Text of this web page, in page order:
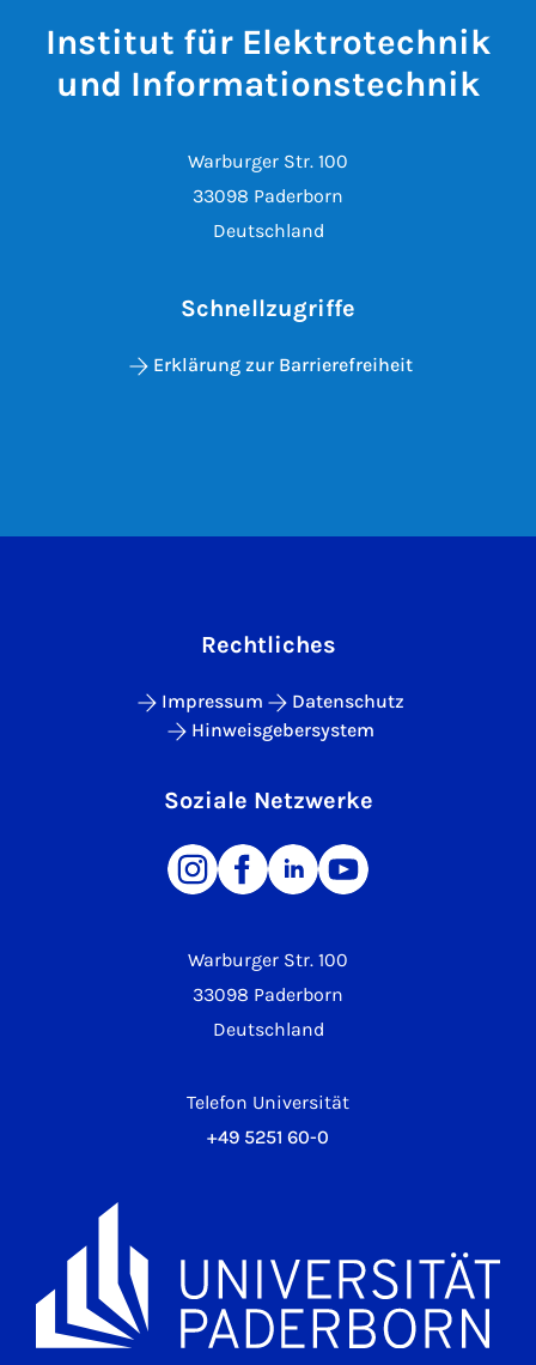
Institut für Elektrotechnik
und Informationstechnik
Warburger Str. 100
33098 Paderborn
Deutschland
Schnellzugriffe
Erklärung zur Barrierefreiheit
Warburger Str. 100
33098 Paderborn
Deutschland
Telefon Universität
+49 5251 60-0
Rechtliches
Impressum
Datenschutz
Hinweisgebersystem
Soziale Netzwerke